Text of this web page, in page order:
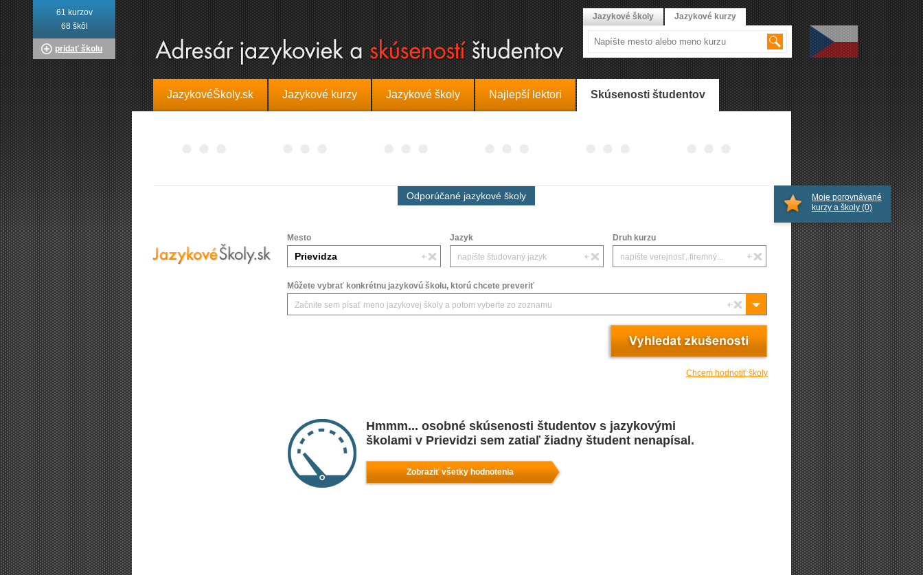
JazykovéŠkoly.sk Jazykové kurzy Jazykové školy Najlepší lektori Skúsenosti študentov
Odporúčané jazykové školy
Mesto Jazyk Druh kurzu
Môžete vybrať konkrétnu jazykovú školu, ktorú chcete preveriť
Chcem hodnotiť školy
Hmmm... osobné skúsenosti študentov s jazykovými
školami v Prievidzi sem zatiaľ žiadny študent nenapísal.
Zobraziť všetky hodnotenia
Moje porovnávané
kurzy a školy (0)
61 kurzov
68 škôl
pridať školu
Jazykové školy Jazykové kurzy